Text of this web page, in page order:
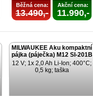
Běžná cena:
13.490,-
Akční cena:
11.990,-
MILWAUKEE Aku kompaktní
pájka (páječka) M12 SI-201B
12 V; 1x 2,0 Ah Li-Ion; 400°C;
0,5 kg; taška